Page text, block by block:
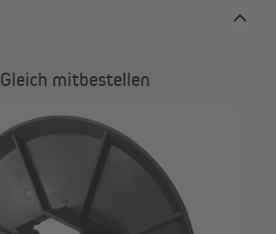
Gleich mitbestellen